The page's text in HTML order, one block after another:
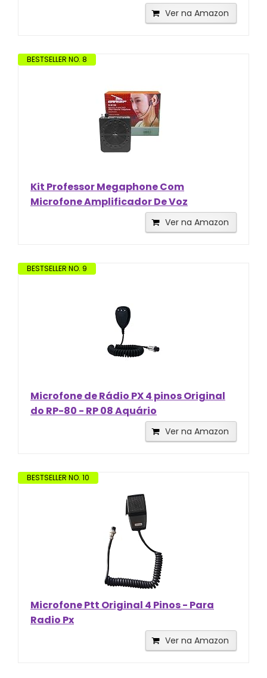
Ver na Amazon
BESTSELLER NO. 8
Kit Professor Megaphone Com
Microfone Amplificador De Voz
Ver na Amazon
BESTSELLER NO. 9
Microfone de Rádio PX 4 pinos Original
do RP-80 - RP 08 Aquário
Ver na Amazon
BESTSELLER NO. 10
Microfone Ptt Original 4 Pinos - Para
Radio Px
Ver na Amazon